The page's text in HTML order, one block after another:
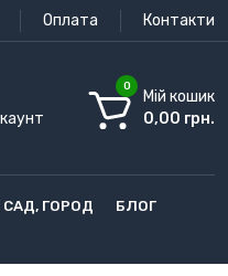
Оплата Контакти
0
Мій кошик
0,00 грн.
САД, ГОРОД БЛОГ